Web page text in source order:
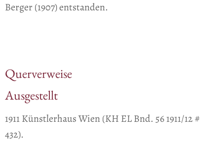
Berger (1907) entstanden.
Querverweise
Ausgestellt
1911 Künstlerhaus Wien (KH EL Bnd. 56 1911/12 #
432).